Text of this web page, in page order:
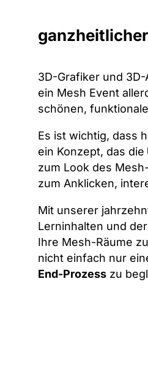
3D-Grafiker und
ein Mesh Event
schönen,
Es ist wichtig, dass
ein Konzept, das die
zum Look des
zum Anklicken,
Mit unserer
Lerninhalten und der
Ihre Mesh-Räume
nicht einfach nur
End-Prozess zu